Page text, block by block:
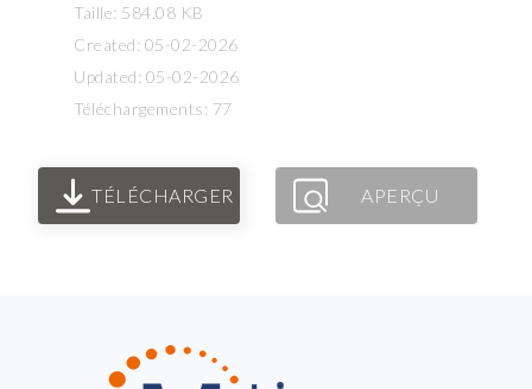
Taille: 584.08 KB
Created: 05-02-2026
Updated: 05-02-2026
Téléchargements: 77
TÉLÉCHARGER APERÇU